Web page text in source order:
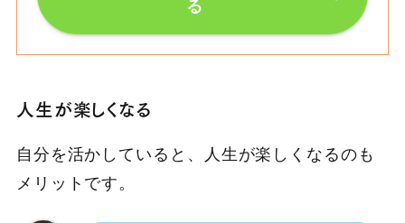
る
人生が楽しくなる
自分を活かしていると、人生が楽しくなるのも
メリットです。